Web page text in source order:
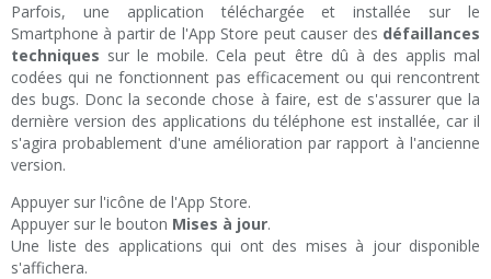
Parfois, une application téléchargée et installée sur le
Smartphone à partir de l'App Store peut causer des défaillances
techniques sur le mobile. Cela peut être dû à des applis mal
codées qui ne fonctionnent pas efficacement ou qui rencontrent
des bugs. Donc la seconde chose à faire, est de s'assurer que la
dernière version des applications du téléphone est installée, car il
s'agira probablement d'une amélioration par rapport à l'ancienne
version.
Appuyer sur l'icône de l'App Store.
Appuyer sur le bouton Mises à jour.
Une liste des applications qui ont des mises à jour disponible
s'affichera.